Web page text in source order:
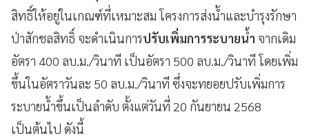
สิทธิ์ให้อยู่ในเกณฑ์ที่เหมาะสม โครงการส่งน้ำและบำรุงรักษา
ป่าสักชลสิทธิ์ จะดำเนินการปรับเพิ่มการระบายน้ำ จากเดิม
อัตรา 400 ลบ.ม./วินาที เป็นอัตรา 500 ลบ.ม./วินาที โดยเพิ่ม
ขึ้นในอัตราวันละ 50 ลบ.ม./วินาที ซึ่งจะทยอยปรับเพิ่มการ
ระบายน้ำขึ้นเป็นลำดับ ตั้งแต่วันที่ 20 กันยายน 2568
เป็นต้นไป ดังนี้